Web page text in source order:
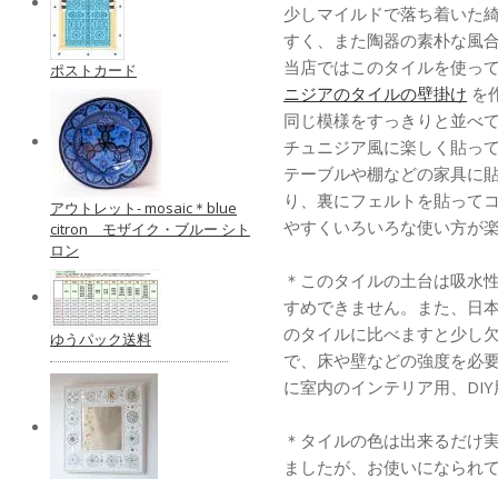
少しマイルドで落ち着いた
すく、また陶器の素朴な風
当店ではこのタイルを使っ
ニジアのタイルの壁掛け を
同じ模様をすっきりと並べ
チュニジア風に楽しく貼っ
テーブルや棚などの家具に
り、裏にフェルトを貼って
やすくいろいろな使い方が
＊このタイルの土台は吸水
すめできません。また、日
のタイルに比べますと少し
で、床や壁などの強度を必
に室内のインテリア用、
＊タイルの色は出来るだけ
ましたが、お使いになられ
ポストカード
アウトレット- mosaic＊blue
citron モザイク・ブルー シト
ロン
ゆうパック送料